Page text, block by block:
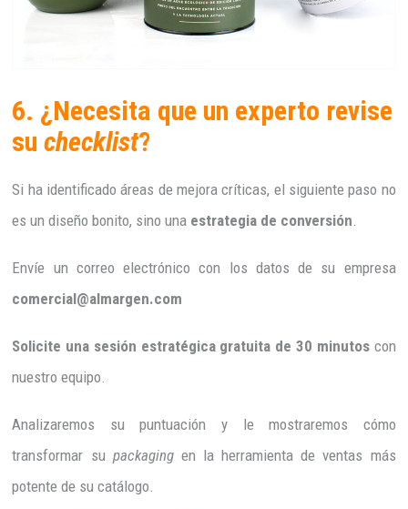
6. ¿Necesita que un experto revise
suchecklist?
Si ha identificado áreas de mejora críticas, el siguiente paso no
es un diseño bonito, sino una estrategia de conversión
Envíe un correo electrónico con los datos de su empresa
comercial@almargen.com
Solicite una sesión estratégica gratuita de 30 minutoscon
nuestro equipo.
Analizaremos su puntuación y le mostraremos cómo
transformar su packagingen la herramienta de ventas más
potente de su catálogo.